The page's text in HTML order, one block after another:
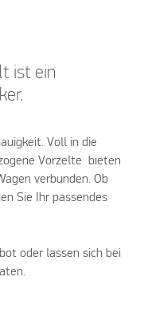
ist ein
Voll in die
Vorzelte bieten
verbunden. Ob
Sie Ihr passendes
oder lassen sich bei